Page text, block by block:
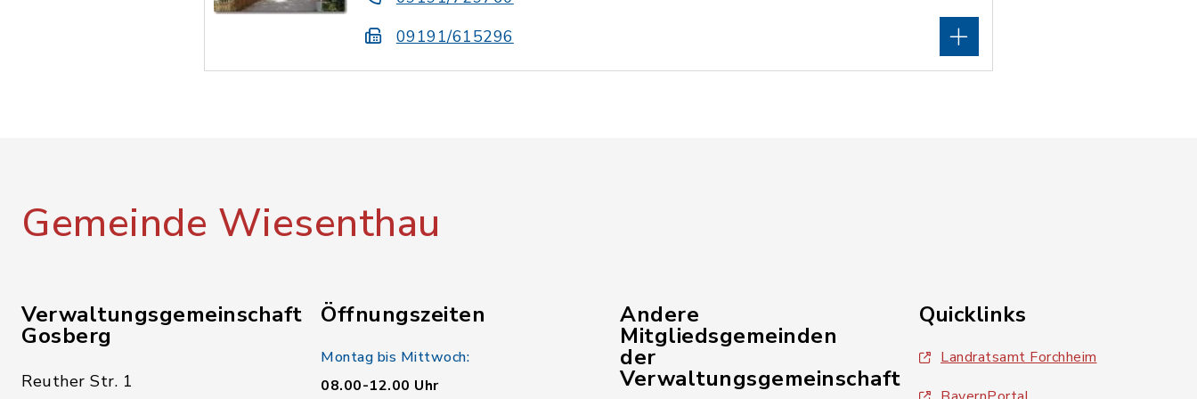
09191/615296
Gemeinde Wiesenthau
Verwaltungsgemeinschaft
Gosberg
Reuther Str. 1
Öffnungszeiten
Montag bis Mittwoch:
08.00-12.00 Uhr
Andere
Mitgliedsgemeinden
der
Verwaltungsgemeinschaft
Quicklinks
Landratsamt Forchheim